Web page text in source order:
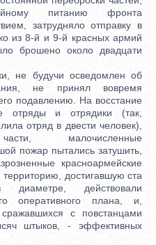
питанию фронта
затрудняло отправку в
из 8-й и 9-й красных армий
брошено около двадцати
не будучи осведомлен об
не принял вовремя
подавлению. На восстание
отряды и отрядики (так,
отряд в двести человек),
части, малочисленные
пожар пытались затушить,
красноармейские
территорию, достигавшую ста
диаметре, действовали
оперативного плана, и,
с повстанцами
штыков, - эффективных